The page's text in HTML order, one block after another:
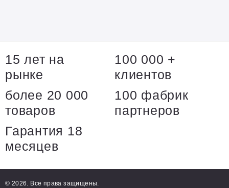
15 лет на
рынке
100 000 +
клиентов
более 20 000
товаров
100 фабрик
партнеров
Гарантия 18
месяцев
© 2026. Все права защищены.